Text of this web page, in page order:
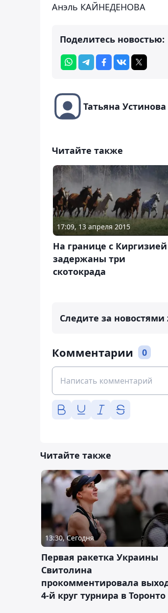
Анэль КАЙНЕДЕНОВА
Поделитесь новостью:
Татьяна Устинова
Читайте также
17:09, 13 апреля 2015
На границе с Киргизией
задержаны три
скотокрада
Следите за новостями
Комментарии 0
Читайте также
13:30, Сегодня
Первая ракетка Украины
Свитолина
прокомментировала
4-й круг турнира в Торонто